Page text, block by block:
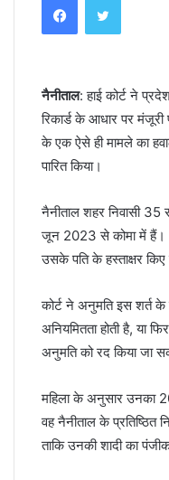
नैनीताल: हाई कोर्ट ने
रिकार्ड के आधार पर
के एक ऐसे ही मामले का
पारित किया।
नैनीताल शहर निवासी
जून 2023 से कोमा में हैं।
उसके पति के हस्ताक्षर
कोर्ट ने अनुमति इस शर्त के
अनियमितता होती है, या
अनुमति को रद किया जा
महिला के अनुसार उनका
वह नैनीताल के
ताकि उनकी शादी का